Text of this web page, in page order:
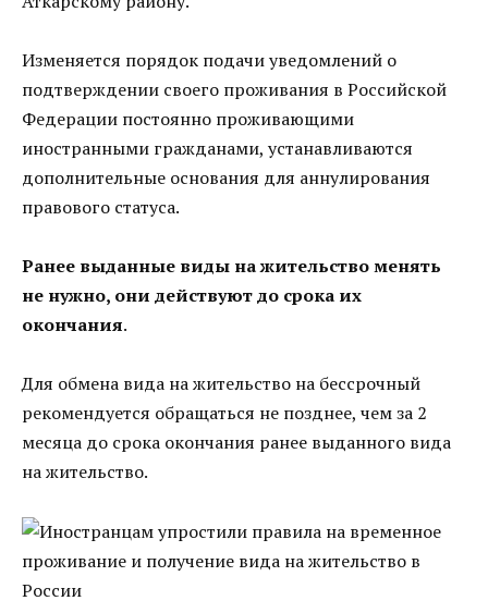
Изменяется порядок подачи уведомлений о
подтверждении своего проживания в Российской
Федерации постоянно проживающими
иностранными гражданами, устанавливаются
дополнительные основания для аннулирования
правового статуса.
Ранее выданные виды на жительство менять
не нужно, они действуют до срока их
окончания.
Для обмена вида на жительство на бессрочный
рекомендуется обращаться не позднее, чем за 2
месяца до срока окончания ранее выданного вида
на жительство.